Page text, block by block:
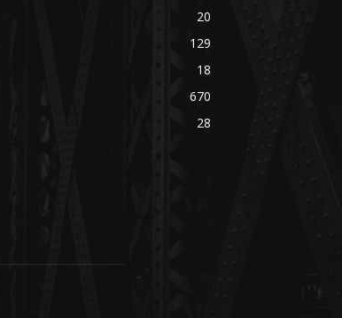
20
129
18
670
28